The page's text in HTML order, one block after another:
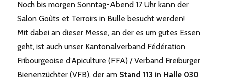
Noch bis morgen Sonntag-Abend 17 Uhr kann der
Salon Goûts et Terroirs in Bulle besucht werden!
Mit dabei an dieser Messe, an der es um gutes Essen
geht, ist auch unser Kantonalverband Fédération
Fribourgeoise d’Apiculture (FFA) / Verband Freiburger
Bienenzüchter (VFB), der am Stand 113 in Halle 030